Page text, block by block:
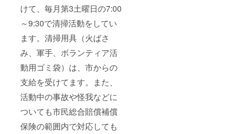
けて、毎月第3土曜日の7:00
～9:30で清掃活動をしてい
ます。清掃用具（火ばさ
み、軍手、ボランティア活
動用ゴミ袋）は、市からの
支給を受けてます。また、
活動中の事故や怪我などに
ついても市民総合賠償補償
保険の範囲内で対応しても